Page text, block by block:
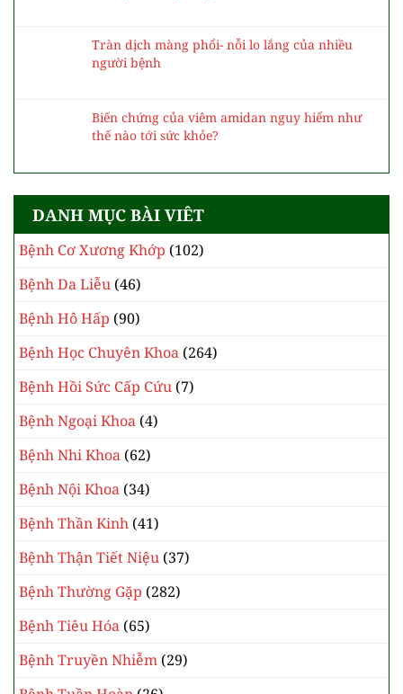
Tràn dịch màng phổi- nỗi lo lắng của nhiều
người bệnh
Biến chứng của viêm amidan nguy hiểm như
thế nào tới sức khỏe?
DANH MỤC BÀI VIÊT
Bệnh Cơ Xương Khớp (102)
Bệnh Da Liễu (46)
Bệnh Hô Hấp (90)
Bệnh Học Chuyên Khoa (264)
Bệnh Hồi Sức Cấp Cứu (7)
Bệnh Ngoại Khoa (4)
Bệnh Nhi Khoa (62)
Bệnh Nội Khoa (34)
Bệnh Thần Kinh (41)
Bệnh Thận Tiết Niệu (37)
Bệnh Thường Gặp (282)
Bệnh Tiêu Hóa (65)
Bệnh Truyền Nhiễm (29)